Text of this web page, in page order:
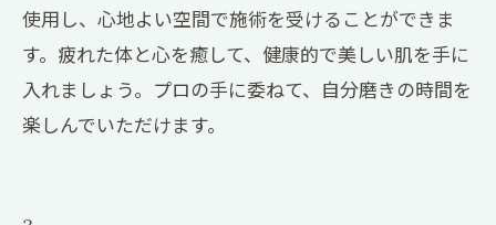
使用し、心地よい空間で施術を受けることができま
す。疲れた体と心を癒して、健康的で美しい肌を手に
入れましょう。プロの手に委ねて、自分磨きの時間を
楽しんでいただけます。